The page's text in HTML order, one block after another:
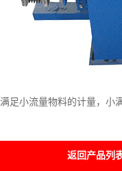
满足小流量物料的计量，小
返回产品列